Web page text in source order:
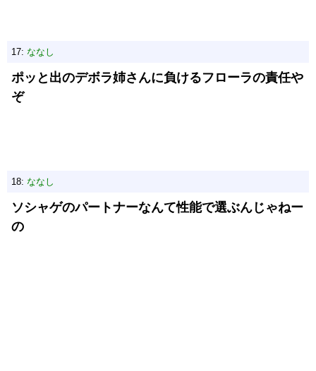
17: ななし
ポッと出のデボラ姉さんに負けるフローラの責任や
ぞ
18: ななし
ソシャゲのパートナーなんて性能で選ぶんじゃねー
の